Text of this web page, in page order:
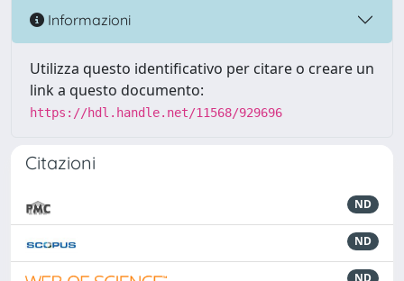
Informazioni
Utilizza questo identificativo per citare o creare un
link a questo documento:
https://hdl.handle.net/11568/929696
Citazioni
ND
ND